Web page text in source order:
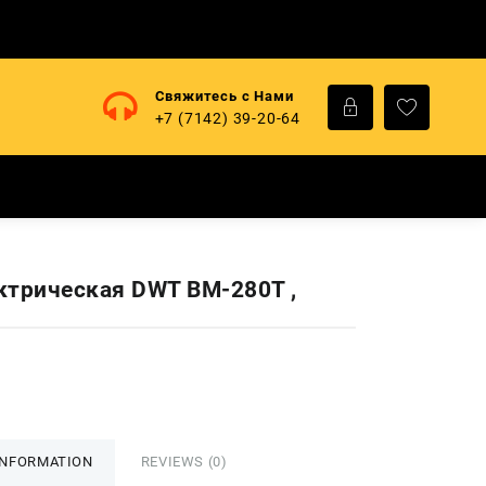
Свяжитесь с Нами
+7 (7142) 39-20-64
DWT ВМ-280Т ,
REVIEWS (0)